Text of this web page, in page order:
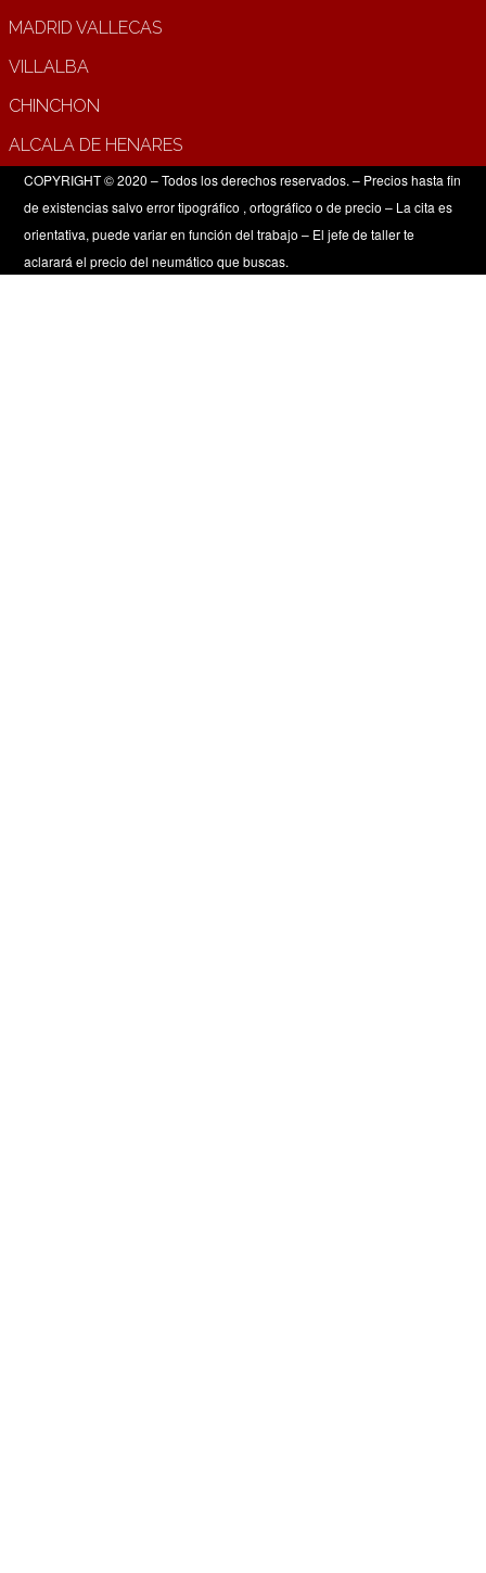
MADRID VALLECAS
VILLALBA
CHINCHON
ALCALA DE HENARES
COPYRIGHT © 2020 – Todos los derechos reservados. – Precios hasta fin
de existencias salvo error tipográfico , ortográfico o de precio – La cita es
orientativa, puede variar en función del trabajo – El jefe de taller te
aclarará el precio del neumático que buscas.